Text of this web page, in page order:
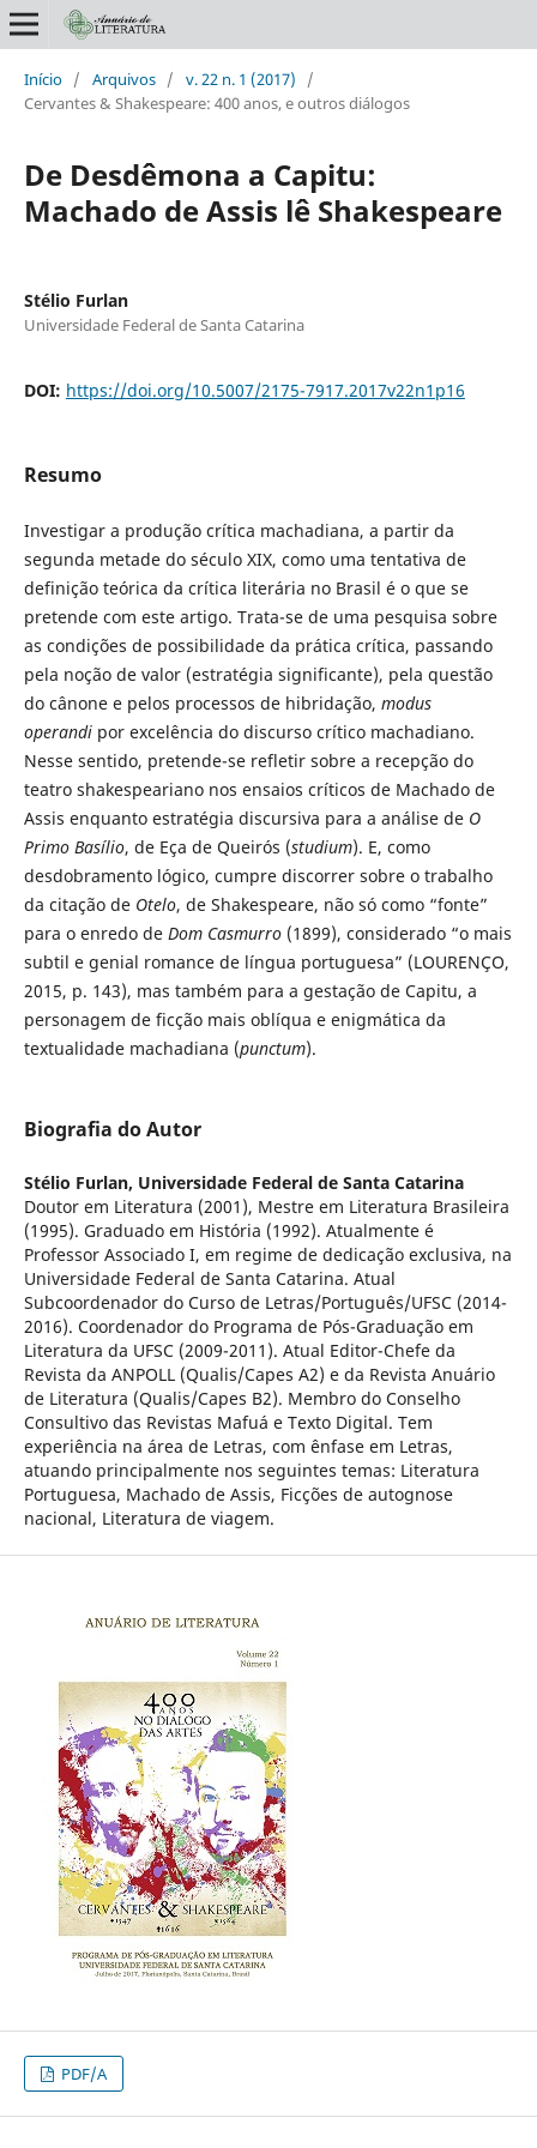
Início / Arquivos / v. 22 n. 1 (2017)
/
Cervantes & Shakespeare: 400 anos, e outros diálogos
De Desdêmona a Capitu:
Machado de Assis lê Shakespeare
Stélio Furlan
Universidade Federal de Santa Catarina
DOI: https://doi.org/10.5007/2175-7917.2017v22n1p16
Resumo
Investigar a produção crítica machadiana, a partir da
segunda metade do século XIX, como uma tentativa de
definição teórica da crítica literária no Brasil é o que se
pretende com este artigo. Trata-se de uma pesquisa sobre
as condições de possibilidade da prática crítica, passando
pela noção de valor (estratégia significante), pela questão
do cânone e pelos processos de hibridação, modus
operandipor excelência do discurso crítico machadiano.
Nesse sentido, pretende-se refletir sobre a recepção do
teatro shakespeariano nos ensaios críticos de Machado de
Assis enquanto estratégia discursiva para a análise de O
Primo Basílio, de Eça de Queirós (studium). E, como
desdobramento lógico, cumpre discorrer sobre o trabalho
da citação deOtelo, de Shakespeare, não só como “fonte”
para o enredo de Dom Casmurro (1899), considerado “o mais
subtil e genial romance de língua portuguesa” (LOURENÇO,
2015, p. 143), mas também para a gestação de Capitu, a
personagem de ficção mais oblíqua e enigmática da
textualidade machadiana (punctum).
Biografia do Autor
Stélio Furlan, Universidade Federal de Santa Catarina
Doutor em Literatura (2001), Mestre em Literatura Brasileira
(1995). Graduado em História (1992). Atualmente é
Professor Associado I, em regime de dedicação exclusiva, na
Universidade Federal de Santa Catarina. Atual
Subcoordenador do Curso de Letras/Português/UFSC (2014-
2016). Coordenador do Programa de Pós-Graduação em
Literatura da UFSC (2009-2011). Atual Editor-Chefe da
Revista da ANPOLL (Qualis/Capes A2) e da Revista Anuário
de Literatura (Qualis/Capes B2). Membro do Conselho
Consultivo das Revistas Mafuá e Texto Digital. Tem
experiência na área de Letras, com ênfase em Letras,
atuando principalmente nos seguintes temas: Literatura
Portuguesa, Machado de Assis, Ficções de autognose
nacional, Literatura de viagem.
PDF/A